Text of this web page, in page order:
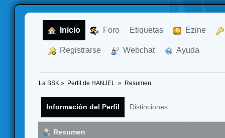
Inicio Foro Etiquetas Ezine
Registrarse Webchat Ayuda
La BSK » Perfil de HANJEL » Resumen
Información del Perfil Distinciones
Resumen